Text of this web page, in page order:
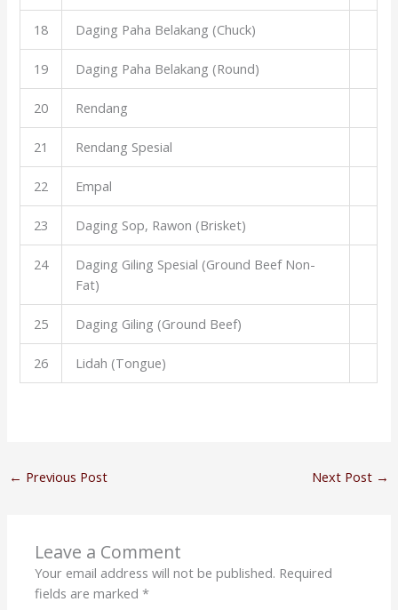
18 Daging Paha Belakang (Chuck)
19 Daging Paha Belakang (Round)
20 Rendang
21 Rendang Spesial
22 Empal
23 Daging Sop, Rawon (Brisket)
24
Daging Giling Spesial (Ground Beef Non-
Fat)
25 Daging Giling (Ground Beef)
26 Lidah (Tongue)
← Previous Post Next Post →
Leave a Comment
Your email address will not be published. Required
fields are marked*